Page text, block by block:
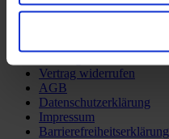
Vertrag widerrufen
AGB
Datenschutzerklärung
Impressum
Barrierefreiheitserklärung